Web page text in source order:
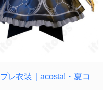
レ衣装｜acosta!・夏コ